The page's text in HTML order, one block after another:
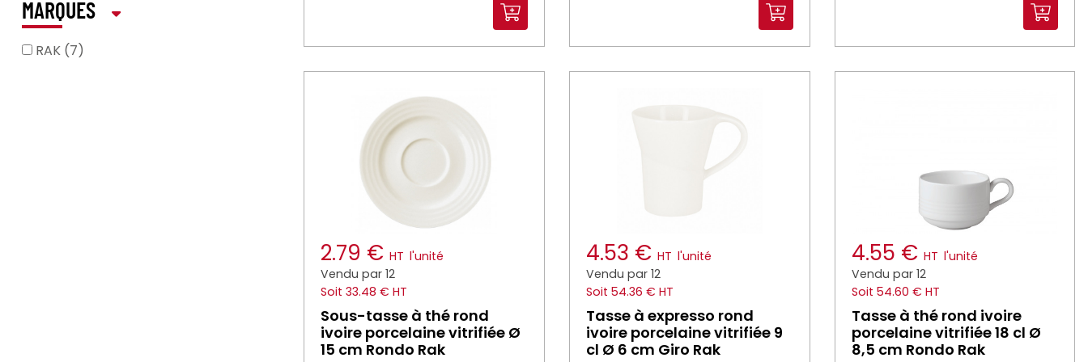
2.79 € HT l'unité
Vendu par 12
Soit 33.48 € HT
Sous-tasse à thé rond
ivoire porcelaine vitrifiée Ø
15 cm Rondo Rak
4.53 € HT l'unité
Vendu par 12
Soit 54.36 € HT
Tasse à expresso rond
ivoire porcelaine vitrifiée 9
cl Ø 6 cm Giro Rak
4.55 € HT l'unité
Vendu par 12
Soit 54.60 € HT
Tasse à thé rond ivoire
porcelaine vitrifiée 18 cl Ø
8,5 cm Rondo Rak
MARQUES
RAK (7)